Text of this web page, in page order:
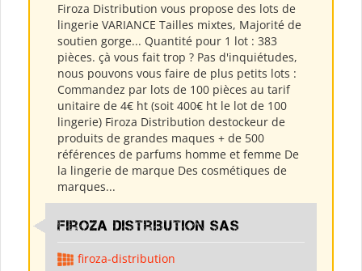
Firoza Distribution vous propose des lots de
lingerie VARIANCE Tailles mixtes, Majorité de
soutien gorge... Quantité pour 1 lot : 383
pièces. çà vous fait trop ? Pas d'inquiétudes,
nous pouvons vous faire de plus petits lots :
Commandez par lots de 100 pièces au tarif
unitaire de 4€ ht (soit 400€ ht le lot de 100
lingerie) Firoza Distribution destockeur de
produits de grandes maques + de 500
références de parfums homme et femme De
la lingerie de marque Des cosmétiques de
marques...
Firoza Distribution SAS
firoza-distribution